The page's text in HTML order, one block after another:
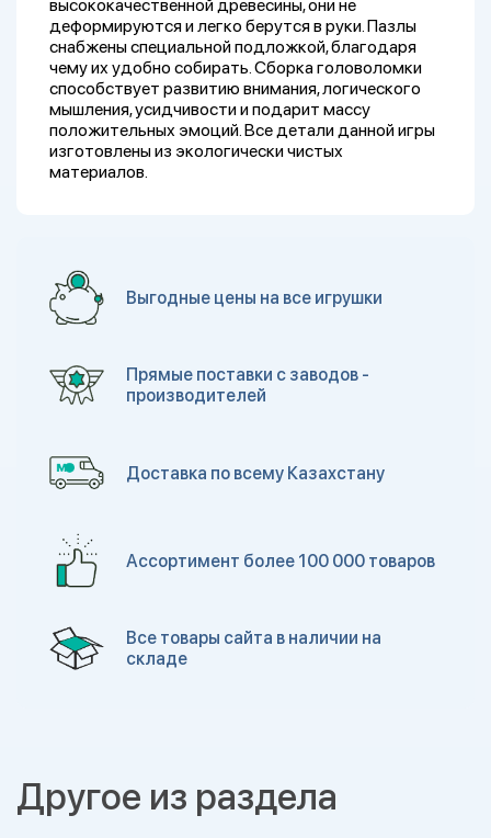
высококачественной древесины, они не
деформируются и легко берутся в руки. Пазлы
снабжены специальной подложкой, благодаря
чему их удобно собирать. Сборка головоломки
способствует развитию внимания, логического
мышления, усидчивости и подарит массу
положительных эмоций. Все детали данной игры
изготовлены из экологически чистых
материалов.
Выгодные цены на все игрушки
Прямые поставки с заводов -
производителей
Доставка по всему Казахстану
Ассортимент более 100 000 товаров
Все товары сайта в наличии на
складе
Другое из раздела